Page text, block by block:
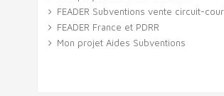
FEADER Subventions vente circuit-
FEADER France et PDRR
Mon projet Aides Subventions